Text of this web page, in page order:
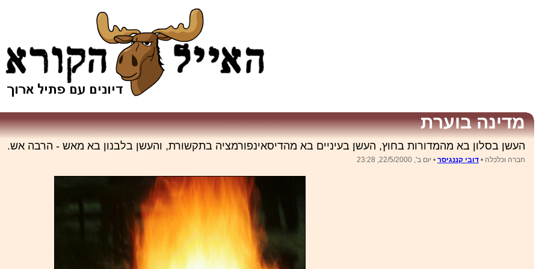
מדינה בוערת
העשן בסלון בא מהמדורות בחוץ, העשן בעיניים בא מהדיסאינפורמציה בתקשורת, והעשן בלבנון בא מאש - הרבה אש.
חברה וכלכלה • דובי קננגיסר • יום ב', 22/5/2000, 23:28